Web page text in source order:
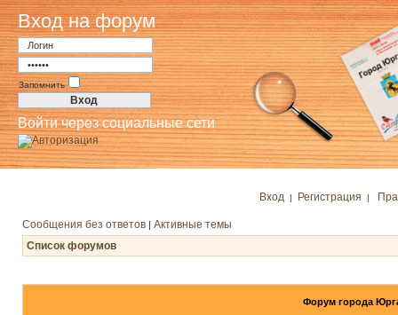
Вход на форум
Запомнить
Войти через социальные сети
Вход | Регистрация |
Сообщения без ответов | Активные темы
Список форумов
Форум города